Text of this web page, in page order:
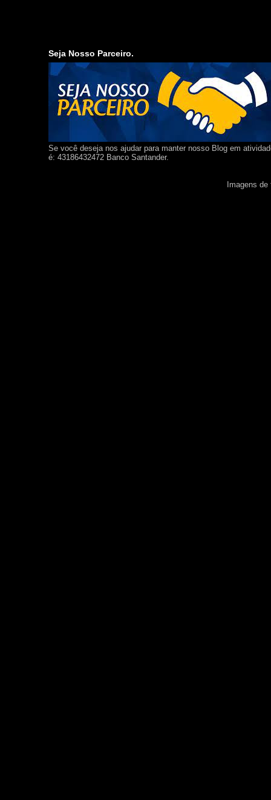
Seja Nosso Parceiro.
Se você deseja nos ajudar para manter nosso Blog em
é: 43186432472 Banco Santander.
Imagens